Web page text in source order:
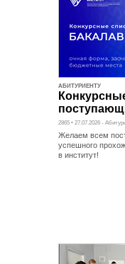
АБИТУРИЕНТУ
2865 • 27.07.2026 -
Желаем всем
успешного
в институт!